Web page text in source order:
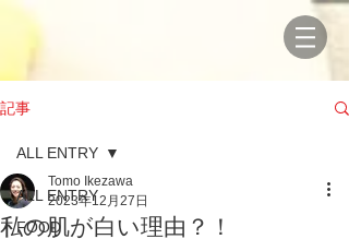
記事
ALL ENTRY
FOOD
ALL ENTRY
私の肌が白い理由？！
Tomo Ikezawa
2023年12月27日